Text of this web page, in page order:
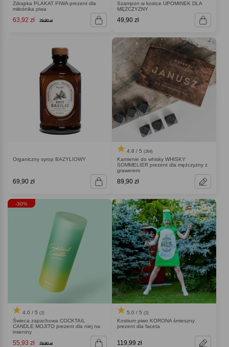
Zdrapka PLAKAT PIWA prezent dla
miłośnika piwa
63,92 zł 79,90 zł
Szampon w kostce UPOMINEK DLA
MĘŻCZYZNY
49,90 zł
Organiczny syrop BAZYLIOWY
69,90 zł
4.8 / 5 (264)
Kamienie do whisky WHISKY
SOMMELIER prezent dla mężczyzny z
grawerem
89,90 zł
-30%
4.0 / 5 (2)
Świeca zapachowa COCKTAIL
CANDLE MOJITO prezent dla niej na
imieniny
55,93 zł 79,90 zł
5.0 / 5 (2)
Kostium piwo KORONA śmieszny
prezent dla faceta
119,99 zł